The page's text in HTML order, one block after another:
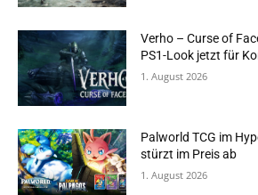
Verho – Curse of
PS1-Look jetzt für
1. August 2026
Palworld TCG im
stürzt im Preis ab
1. August 2026